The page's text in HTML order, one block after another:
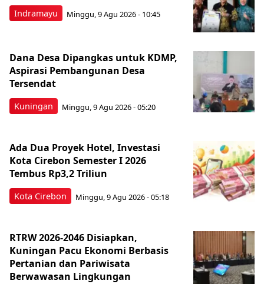
Indramayu Minggu, 9 Agu 2026 - 10:45
Kuningan
Dana Desa Dipangkas untuk KDMP,
Aspirasi Pembangunan Desa
Tersendat
Minggu, 9 Agu 2026 - 05:20
Kota Cirebon
Ada Dua Proyek Hotel, Investasi
Kota Cirebon Semester I 2026
Tembus Rp3,2 Triliun
Minggu, 9 Agu 2026 - 05:18
RTRW 2026-2046 Disiapkan,
Kuningan Pacu Ekonomi Berbasis
Pertanian dan Pariwisata
Berwawasan Lingkungan